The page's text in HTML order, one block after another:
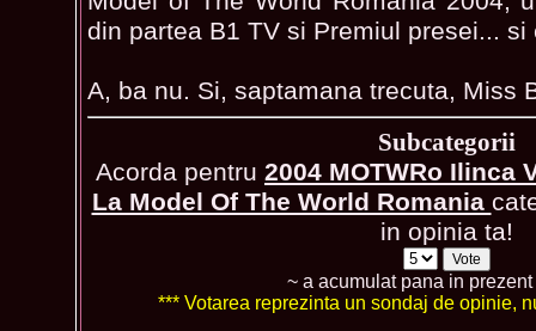
din partea B1 TV si Premiul presei... si
A, ba nu. Si, saptamana trecuta, Miss
Subcategorii
Acorda pentru 2004 MOTWRo Ilinca
La Model Of The World Romania
in opinia ta!
~ a acumulat pana in prezent
*** Votarea reprezinta un sondaj de opinie,